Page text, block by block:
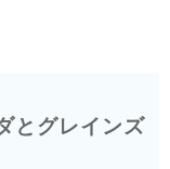
とグレインズ